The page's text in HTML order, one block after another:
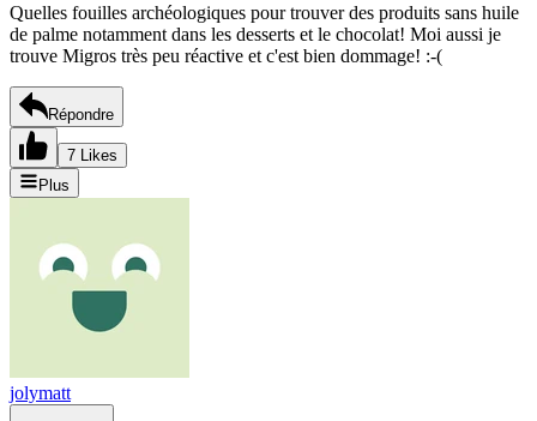
Quelles fouilles archéologiques pour trouver des produits sans huile
de palme notamment dans les desserts et le chocolat! Moi aussi je
trouve Migros très peu réactive et c'est bien dommage! :-(
Répondre
7 Likes
Plus
jolymatt